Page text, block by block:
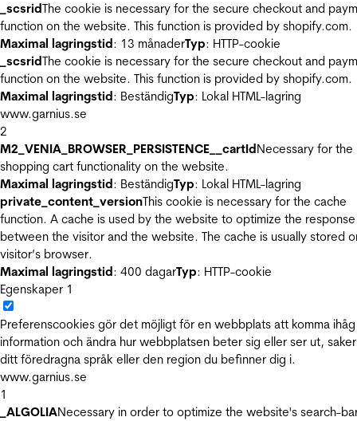
_scsridThe cookie is necessary for the secure checkout and
function on the website. This function is provided by shopify.com.
Maximal lagringstid: 13 månaderTyp: HTTP-cookie
_scsridThe cookie is necessary for the secure checkout and
function on the website. This function is provided by shopify.com.
Maximal lagringstid: BeständigTyp: Lokal HTML-lagring
www.garnius.se
2
M2_VENIA_BROWSER_PERSISTENCE__cartIdNecessary for the
shopping cart functionality on the website.
Maximal lagringstid: BeständigTyp: Lokal HTML-lagring
private_content_versionThis cookie is necessary for the cache
function. A cache is used by the website to optimize the
between the visitor and the website. The cache is usually stored
visitor’s browser.
Maximal lagringstid: 400 dagarTyp: HTTP-cookie
Egenskaper 1
Preferenscookies gör det möjligt för en webbplats att komma ihåg
information och ändra hur webbplatsen beter sig eller ser ut,
ditt föredragna språk eller den region du befinner dig i.
www.garnius.se
1
_ALGOLIANecessary in order to optimize the website's search-